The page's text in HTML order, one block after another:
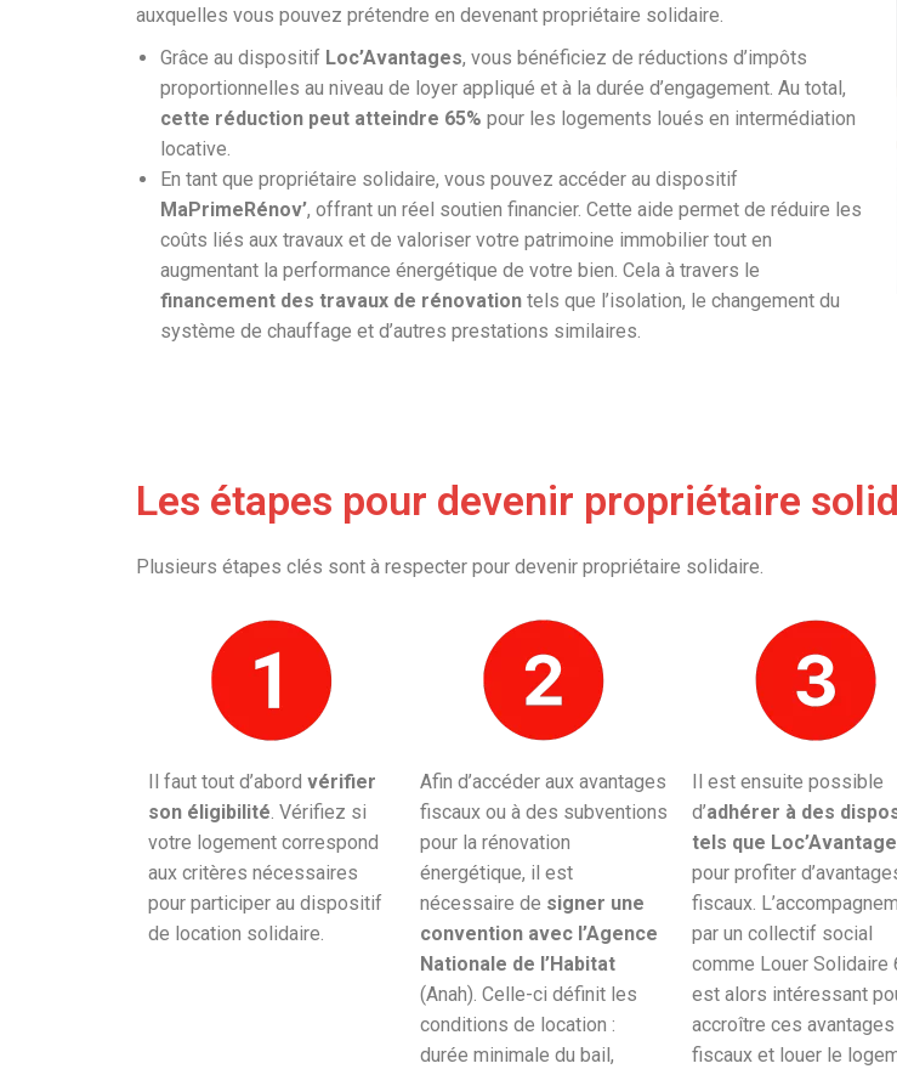
auxquelles vous pouvez prétendre en devenant propriétaire solidaire.
Grâce au dispositif Loc’Avantages, vous bénéficiez de réductions d’impôts
proportionnelles au niveau de loyer appliqué et à la durée d’engagement. Au total,
cette réduction peut atteindre 65% pour les logements loués en intermédiation
locative.
En tant que propriétaire solidaire, vous pouvez accéder au dispositif
MaPrimeRénov’, offrant un réel soutien financier. Cette aide permet de réduire les
coûts liés aux travaux et de valoriser votre patrimoine immobilier tout en
augmentant la performance énergétique de votre bien. Cela à travers le
financement des travaux de rénovation tels que l’isolation, le changement du
système de chauffage et d’autres prestations similaires.
Les étapes pour devenir propriétaire
Plusieurs étapes clés sont à respecter pour devenir propriétaire solidaire.
Il faut tout d’abord vérifier
son éligibilité. Vérifiez si
votre logement correspond
aux critères nécessaires
pour participer au dispositif
de location solidaire.
Afin d’accéder aux avantages
fiscaux ou à des subventions
pour la rénovation
énergétique, il est
nécessaire de signer une
convention avec l’Agence
Nationale de l’Habitat
(Anah). Celle-ci définit les
conditions de location :
durée minimale du bail,
Il est ensuite possible
d’adhérer à des
tels que
pour profiter
fiscaux.
par un collectif social
comme Louer Solidaire
est alors intéressant
accroître ces avantages
fiscaux et louer le